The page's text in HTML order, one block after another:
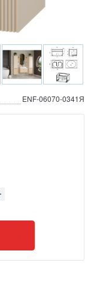
ENF-06070-0341Я